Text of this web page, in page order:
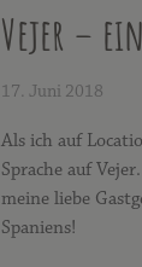
Vejer –
17. Juni 2018
Als ich auf
Sprache auf
meine liebe
Spaniens!